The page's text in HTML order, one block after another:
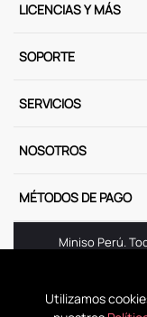
Utilizamos
LICENCIAS Y MÁS
SOPORTE
SERVICIOS
NOSOTROS
MÉTODOS DE PAGO
Miniso Perú.